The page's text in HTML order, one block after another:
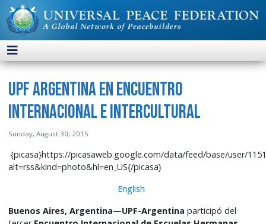
UPF Argentina en Encuentro
Internacional e Intercultural
Sunday, August 30, 2015
{picasa}https://picasaweb.google.com/data/feed/base/user/
alt=rss&kind=photo&hl=en_US{/picasa}
English
Buenos Aires, Argentina—UPF-Argentinaparticipó del